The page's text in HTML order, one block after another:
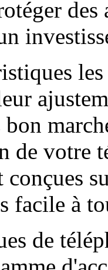
bon
de votre
facile à
de